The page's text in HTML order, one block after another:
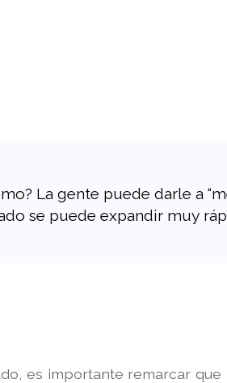
La gente puede darle a
se puede expandir muy
es importante remarcar